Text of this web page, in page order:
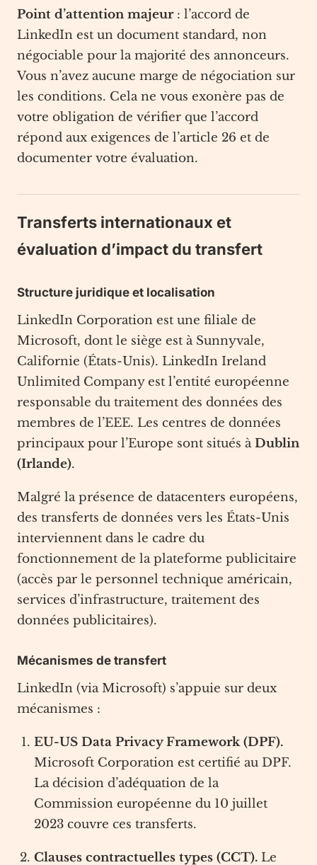
Point d’attention majeur: l’accord de
LinkedIn est un document standard, non
négociable pour la majorité des annonceurs.
Vous n’avez aucune marge de négociation sur
les conditions. Cela ne vous exonère pas de
votre obligation de vérifier que l’accord
répond aux exigences de l’article 26 et de
documenter votre évaluation.
Transferts internationaux et
évaluation d’impact du transfert
Structure juridique et localisation
LinkedIn Corporation est une filiale de
Microsoft, dont le siège est à Sunnyvale,
Californie (États-Unis). LinkedIn Ireland
Unlimited Company est l’entité européenne
responsable du traitement des données des
membres de l’EEE. Les centres de données
principaux pour l’Europe sont situés àDublin
(Irlande).
Malgré la présence de datacenters européens,
des transferts de données vers les États-Unis
interviennent dans le cadre du
fonctionnement de la plateforme publicitaire
(accès par le personnel technique américain,
services d’infrastructure, traitement des
données publicitaires).
Mécanismes de transfert
LinkedIn (via Microsoft) s’appuie sur deux
mécanismes :
EU-US Data Privacy Framework (DPF).
Microsoft Corporation est certifié au DPF.
La décision d’adéquation de la
Commission européenne du 10 juillet
2023 couvre ces transferts.
Clauses contractuelles types (CCT). Le